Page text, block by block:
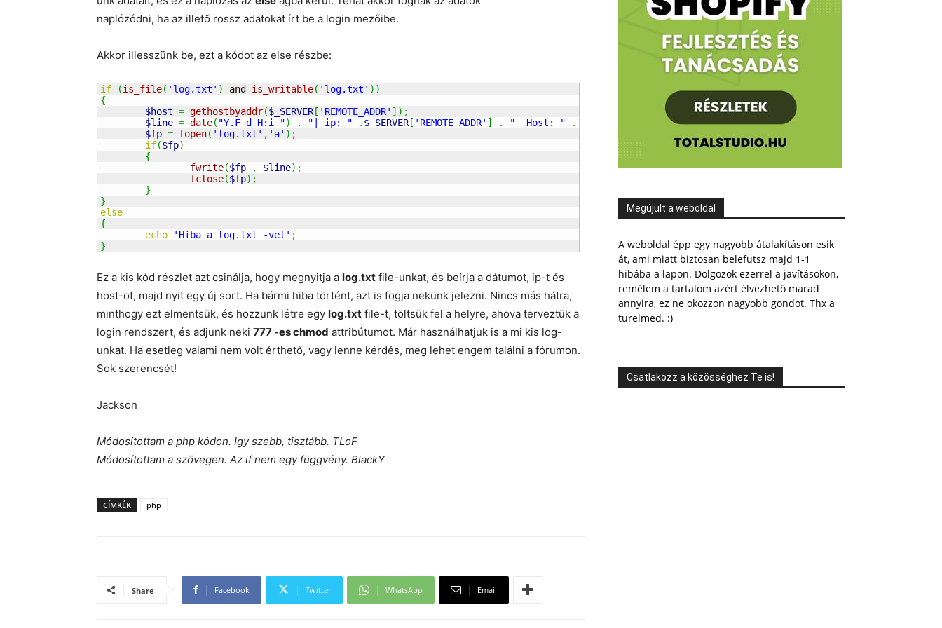
naplózódni, ha az illető rossz adatokat írt be a login mezőibe.
Akkor illesszünk be, ezt a kódot az else részbe:
if (is_file( 'log.txt' ) and is_writable( 'log.txt' ) )
{
$host = gethostbyaddr($_SERVER [ 'REMOTE_ADDR' ] ) ;
$line = date( "Y.F d H:i ") . "| ip: " . $_SERVER [ 'REMOTE_ADDR' ] . "  Host: " .
$fp = fopen( 'log.txt' , 'a' ) ;
if($fp)
{
fwrite($fp , $line) ;
fclose($fp) ;
}
}
else
{
echo
'Hiba a log.txt -vel' ;
}
Ez a kis kód részlet azt csinálja, hogy megnyitja a log.txt file-unkat, és beírja a dátumot, ip-t és
host-ot, majd nyit egy új sort. Ha bármi hiba történt, azt is fogja nekünk jelezni. Nincs más hátra,
minthogy ezt elmentsük, és hozzunk létre egy log.txt file-t, töltsük fel a helyre, ahova terveztük a
login rendszert, és adjunk neki 777 -es chmod attribútumot. Már használhatjuk is a mi kis log-
unkat. Ha esetleg valami nem volt érthető, vagy lenne kérdés, meg lehet engem találni a fórumon.
Sok szerencsét!
Jackson
Módosítottam a php kódon. Igy szebb, tisztább. TLoF
Módosítottam a szövegen. Az if nem egy függvény. BlackY
CÍMKÉK php
Share Facebook Twitter WhatsApp Email
Megújult a weboldal
A weboldal épp egy nagyobb átalakításon esik
át, ami miatt biztosan belefutsz majd 1-1
hibába a lapon. Dolgozok ezerrel a javításokon,
remélem a tartalom azért élvezhető marad
annyira, ez ne okozzon nagyobb gondot. Thx a
türelmed. :)
Csatlakozz a közösséghez Te is!